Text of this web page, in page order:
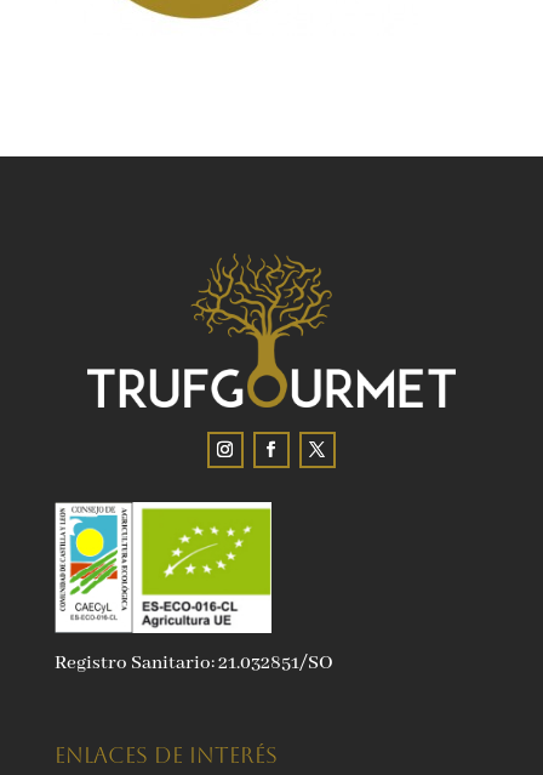
Registro Sanitario: 21.032851/SO
ENLACES DE INTERÉS